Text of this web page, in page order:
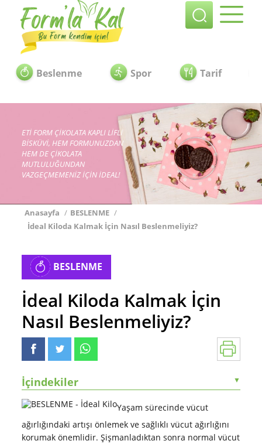
Beslenme Spor Tarif
ETİ FORM ÇİKOLATA KAPLI LİFLİ
BİSKÜVİ, HEM FORMUNUZDAN
HEM DE ÇİKOLATA
MUTLULUĞUNDAN
VAZGEÇMEMENİZ İÇİN İDEAL!
Anasayfa / BESLENME /
İdeal Kiloda Kalmak İçin Nasıl Beslenmeliyiz?
BESLENME
İdeal Kiloda Kalmak İçin
Nasıl Beslenmeliyiz?
İçindekiler ▼
Yaşam sürecinde vücut
ağırlığındaki artışı önlemek ve sağlıklı vücut ağırlığını
korumak önemlidir. Şişmanladıktan sonra normal vücut